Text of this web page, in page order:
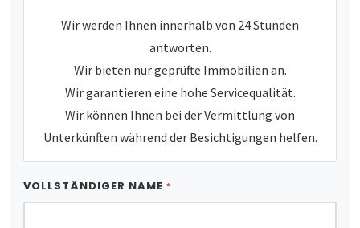
Wir werden Ihnen innerhalb von 24 Stunden
antworten.
Wir bieten nur geprüfte Immobilien an.
Wir garantieren eine hohe Servicequalität.
Wir können Ihnen bei der Vermittlung von
Unterkünften während der Besichtigungen helfen.
VOLLSTÄNDIGER NAME *